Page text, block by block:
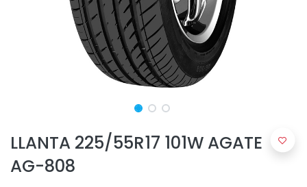
LLANTA 225/55R17 101W AGATE
AG-808